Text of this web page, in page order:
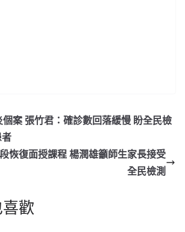
案 張竹君：確診數回落緩慢 盼全民檢
恢復面授課程 楊潤雄籲師生家長接受
全民檢測
歡